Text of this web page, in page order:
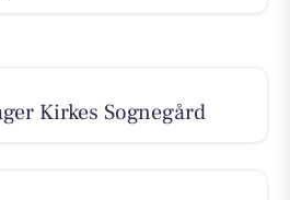
Kirkes Sognegård